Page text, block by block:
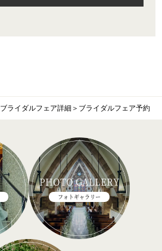
ブライダルフェア詳細 ＞ ブライダルフェア予約
PHOTO GALLERY
フォトギャラリー